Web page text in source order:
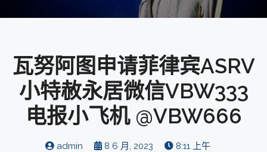
瓦努阿图申请菲律宾ASRV
小特赦永居微信VBW333
电报小飞机 @VBW666
admin 8 6 月, 2023 8:11 上午